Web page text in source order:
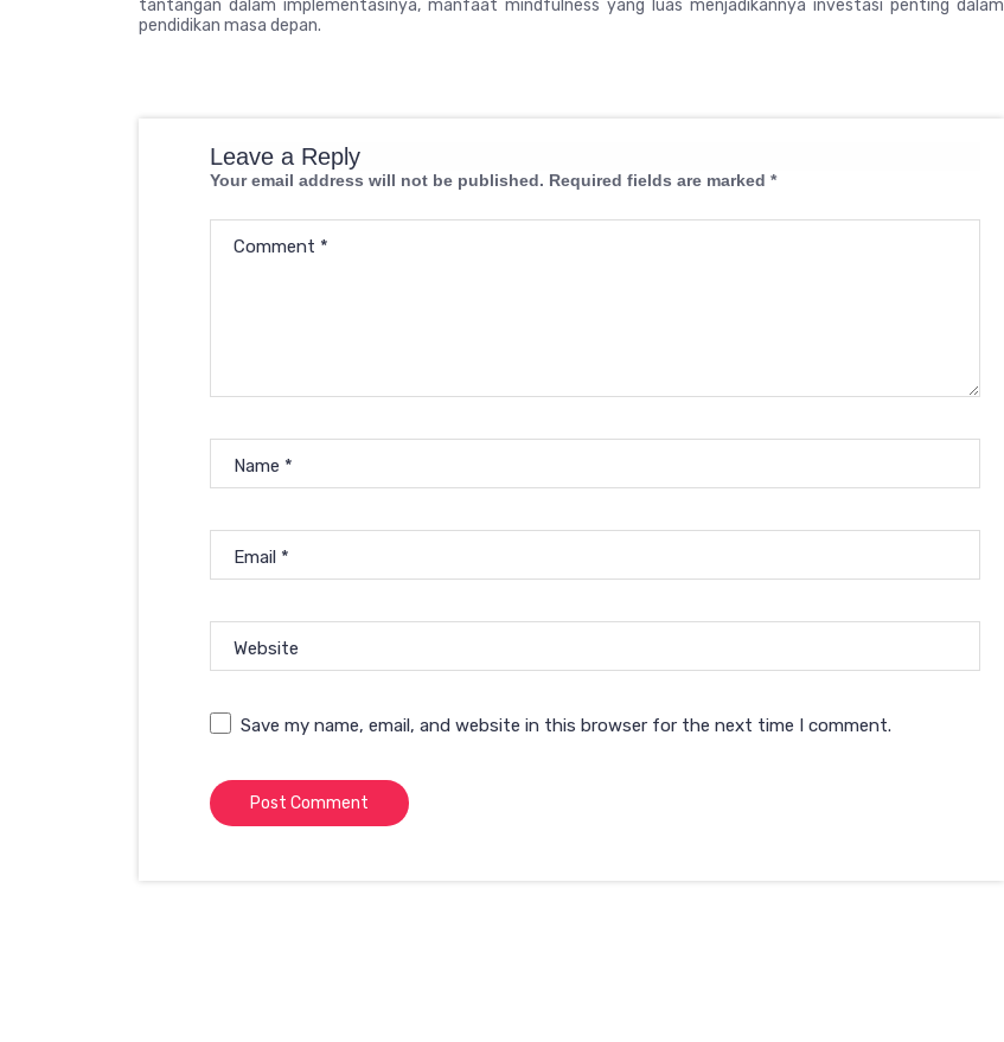
tantangan dalam implementasinya, manfaat mindfulness yang luas menjadikannya investasi penting dalam
pendidikan masa depan.
Leave a Reply
Your email address will not be published. Required fields are marked *
Comment *
Name *
Email *
Website
Save my name, email, and website in this browser for the next time I comment.